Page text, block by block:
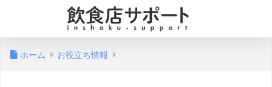
ホーム お役立ち情報